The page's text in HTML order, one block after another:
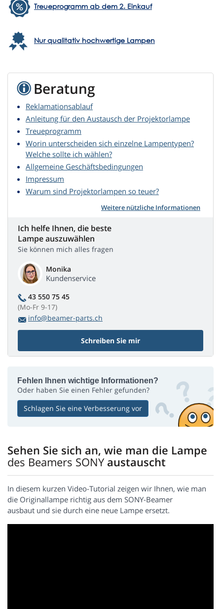
Treueprogramm ab dem 2. Einkauf
Nur qualitativ hochwertige Lampen
Beratung
Reklamationsablauf
Anleitung für den Austausch der Projektorlampe
Treueprogramm
Worin unterscheiden sich einzelne Lampentypen?
Welche sollte ich wählen?
Allgemeine Geschäftsbedingungen
Impressum
Warum sind Projektorlampen so teuer?
Weitere nützliche Informationen
Ich helfe Ihnen, die beste
Lampe auszuwählen
Sie können mich alles fragen
Monika
Kundenservice
43 550 75 45
(Mo-Fr 9-17)
info@beamer-parts.ch
Schreiben Sie mir
Fehlen Ihnen wichtige Informationen?
Oder haben Sie einen Fehler gefunden?
Schlagen Sie eine Verbesserung vor
Sehen Sie sich an, wie man die Lampe
des Beamers SONY austauscht
In diesem kurzen Video-Tutorial zeigen wir Ihnen, wie man
die Originallampe richtig aus dem SONY-Beamer
ausbaut und sie durch eine neue Lampe ersetzt.